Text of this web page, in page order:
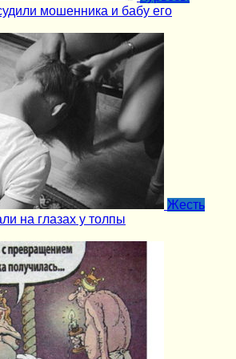
мошенника и бабу его
Жесть
на глазах у толпы